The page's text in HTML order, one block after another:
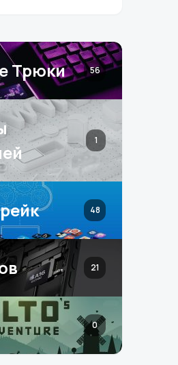
Трюки 56
1
48
21
0